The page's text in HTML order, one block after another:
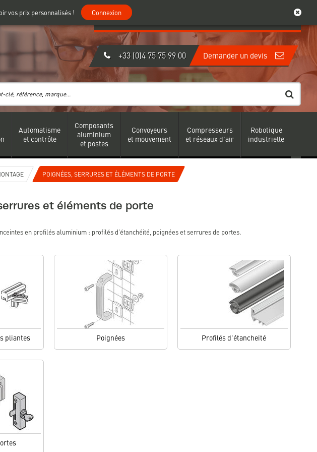
vos prix personnalisés ! ConnexionMon compte
Connexion
+33 (0)4 75 75 99 00 Demander un devis
Automatisme
et contrôle
Composants
aluminium
et postes
Convoyeurs
et mouvement
Compresseurs
et réseaux d'air
Robotique
industrielle
POIGNÉES, SERRURES ET ÉLÉMENTS DE PORTE
et éléments de porte
en profilés aluminium : profilés d'étanchéité, poignées et serrures de portes.
pliantes Poignées Profilés d'étancheité